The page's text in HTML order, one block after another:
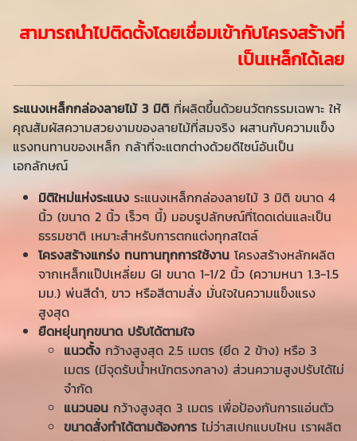
สามารถนำไปติดตั้งโดยเชื่อมเข้ากับโครงสร้างที่
เป็นเหล็กได้เลย
ระแนงเหล็กกล่องลายไม้ 3 มิติ ที่ผลิตขึ้นด้วยนวัตกรรมเฉพาะ ให้
คุณสัมผัสความสวยงามของลายไม้ที่สมจริง ผสานกับความแข็ง
แรงทนทานของเหล็ก กล้าที่จะแตกต่างด้วยดีไซน์อันเป็น
เอกลักษณ์
มิติใหม่แห่งระแนง ระแนงเหล็กกล่องลายไม้ 3 มิติ ขนาด 4
นิ้ว (ขนาด 2 นิ้ว เร็วๆ นี้) มอบรูปลักษณ์ที่โดดเด่นและเป็น
ธรรมชาติ เหมาะสำหรับการตกแต่งทุกสไตล์
โครงสร้างแกร่ง ทนทานทุกการใช้งาน โครงสร้างหลักผลิต
จากเหล็กแป๊ปเหลี่ยม GI ขนาด 1-1/2 นิ้ว (ความหนา 1.3-1.5
มม.) พ่นสีดำ, ขาว หรือสีตามสั่ง มั่นใจในความแข็งแรง
สูงสุด
ยืดหยุ่นทุกขนาด ปรับได้ตามใจ
แนวตั้ง กว้างสูงสุด 2.5 เมตร (ยึด 2 ข้าง) หรือ 3
เมตร (มีจุดรับน้ำหนักตรงกลาง) ส่วนความสูงปรับได้ไม่
จำกัด
แนวนอน กว้างสูงสุด 3 เมตร เพื่อป้องกันการแอ่นตัว
ขนาดสั่งทำได้ตามต้องการ ไม่ว่าสเปกแบบไหน เราผลิต